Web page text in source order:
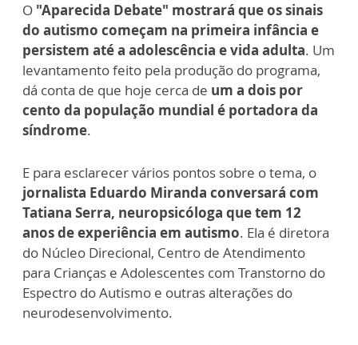
O "Aparecida Debate" mostrará que os sinais
do autismo começam na primeira infância e
persistem até a adolescência e vida adulta. Um
levantamento feito pela produção do programa,
dá conta de que hoje cerca de um a dois por
cento da população mundial é portadora da
síndrome.
E para esclarecer vários pontos sobre o tema, o
jornalista Eduardo Miranda conversará com
Tatiana Serra, neuropsicóloga que tem 12
anos de experiência em autismo. Ela é diretora
do Núcleo Direcional, Centro de Atendimento
para Crianças e Adolescentes com Transtorno do
Espectro do Autismo e outras alterações do
neurodesenvolvimento.